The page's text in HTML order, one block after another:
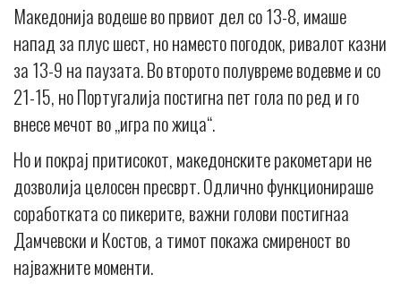
Македонија водеше во првиот дел со 13-8, имаше
напад за плус шест, но наместо погодок, ривалот казни
за 13-9 на паузата. Во второто полувреме водевме и со
21-15, но Португалија постигна пет гола по ред и го
внесе мечот во „игра по жица“.
Но и покрај притисокот, македонските ракометари не
дозволија целосен пресврт. Одлично функционираше
соработката со пикерите, важни голови постигнаа
Дамчевски и Костов, а тимот покажа смиреност во
најважните моменти.